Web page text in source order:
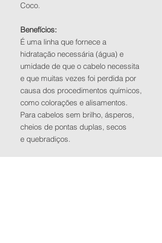
Coco.
Benefícios:
É uma linha que fornece a
hidratação necessária (água) e
umidade de que o cabelo necessita
e que muitas vezes foi perdida por
causa dos procedimentos químicos,
como colorações e alisamentos.
Para cabelos sem brilho, ásperos,
cheios de pontas duplas, secos
e quebradiços.